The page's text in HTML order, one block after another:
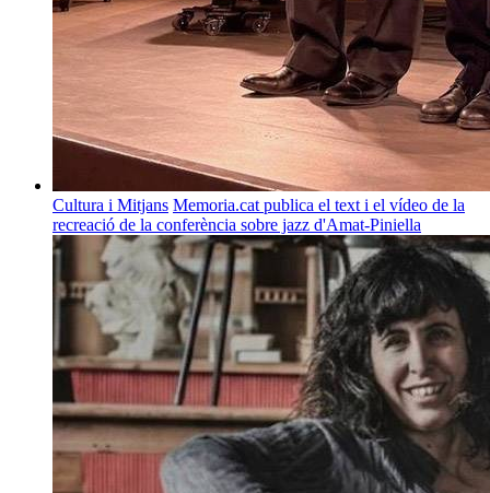
Cultura i Mitjans Memoria.cat publica el text i el vídeo de la
recreació de la conferència sobre jazz d'Amat-Piniella